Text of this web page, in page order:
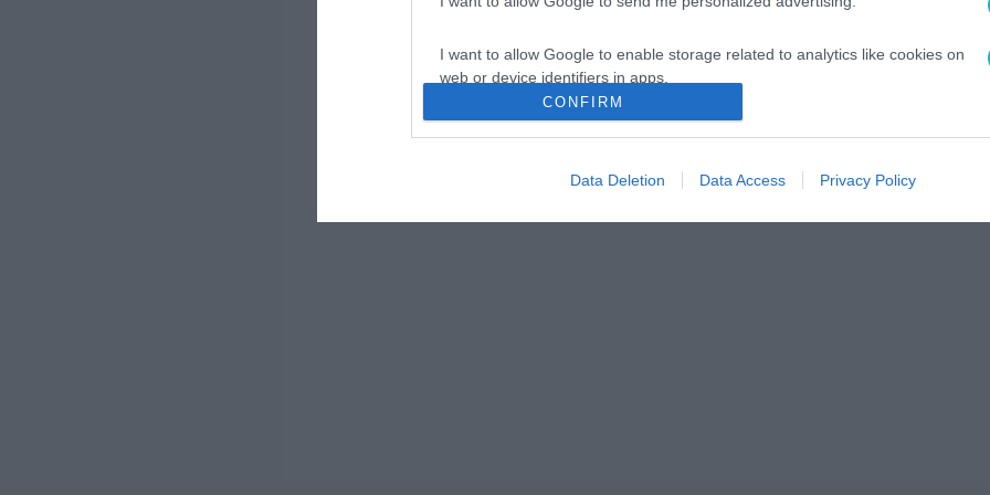
I want to allow Google to enable storage related to analytics like cookies on
web or device identifiers in apps.
I want to allow Google to enable storage related to functionality of the website
I want to allow Google to enable storage related to personalization.
CONFIRM
Data Deletion Data Access Privacy Policy